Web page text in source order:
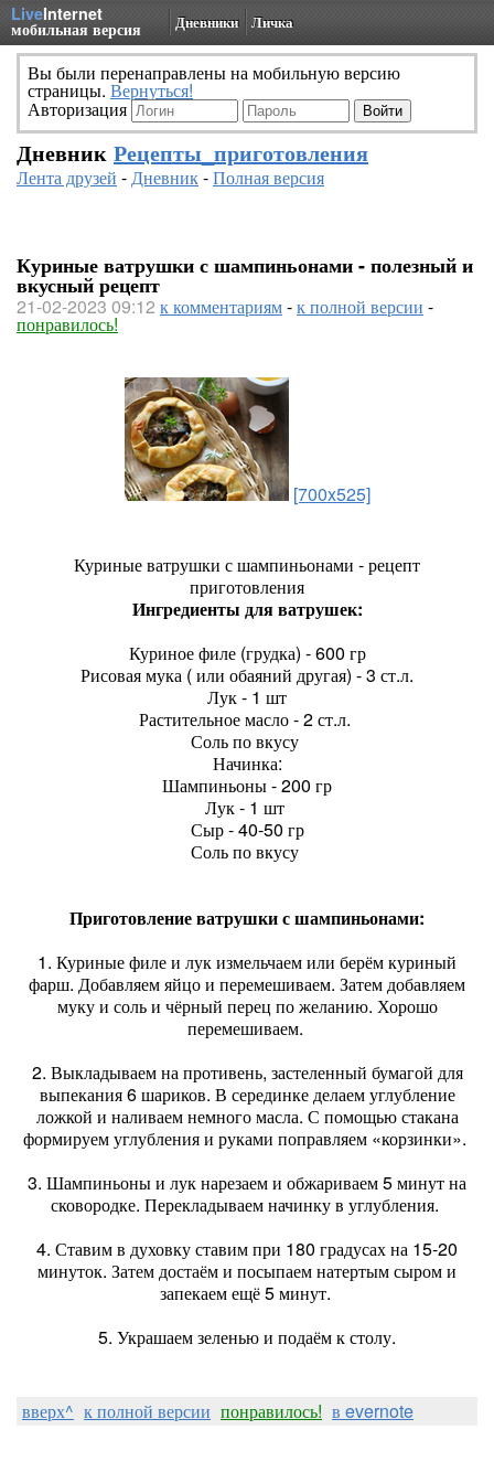
LiveInternet
мобильная версия Дневники Личка
Вы были перенаправлены на мобильную версию
страницы. Вернуться!
Авторизация
Дневник Рецепты_приготовления
Лента друзей -Дневник-Полная версия
Куриные ватрушки с шампиньонами - полезный и
вкусный рецепт
21-02-2023 09:12 к комментариям-к полной версии -
понравилось!
[700x525]
Куриные ватрушки с шампиньонами - рецепт
приготовления
Ингредиенты для ватрушек:
Куриное филе (грудка) - 600 гр
Рисовая мука ( или обаяний другая) - 3 ст.л.
Лук - 1 шт
Растительное масло - 2 ст.л.
Соль по вкусу
Начинка:
Шампиньоны - 200 гр
Лук - 1 шт
Сыр - 40-50 гр
Соль по вкусу
Приготовление ватрушки с шампиньонами:
1. Куриные филе и лук измельчаем или берём куриный
фарш. Добавляем яйцо и перемешиваем. Затем добавляем
муку и соль и чёрный перец по желанию. Хорошо
перемешиваем.
2. Выкладываем на противень, застеленный бумагой для
выпекания 6 шариков. В серединке делаем углубление
ложкой и наливаем немного масла. С помощью стакана
формируем углубления и руками поправляем «корзинки».
3. Шампиньоны и лук нарезаем и обжариваем 5 минут на
сковородке. Перекладываем начинку в углубления.
4. Ставим в духовку ставим при 180 градусах на 15-20
минуток. Затем достаём и посыпаем натертым сыром и
запекаем ещё 5 минут.
5. Украшаем зеленью и подаём к столу.
вверх^ к полной версии понравилось! в evernote